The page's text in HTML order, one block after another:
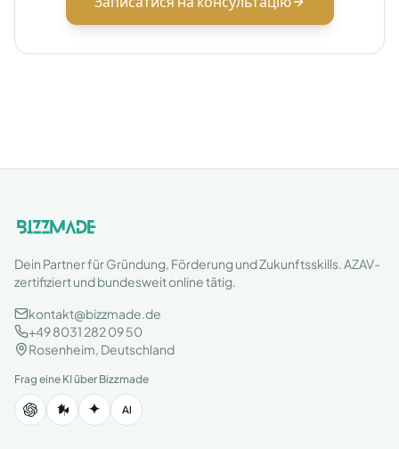
Dein Partner für Gründung, Förderung und Zukunftsskills. AZAV-
zertifiziert und bundesweit online tätig.
kontakt@bizzmade.de
+49 8031 282 09 50
Rosenheim, Deutschland
Frag eine KI über Bizzmade